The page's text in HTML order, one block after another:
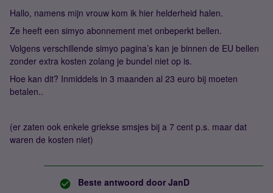
Hallo, namens mijn vrouw kom ik hier helderheid halen.
Ze heeft een simyo abonnement met onbeperkt bellen.
Volgens verschillende simyo pagina’s kan je binnen de EU bellen
zonder extra kosten zolang je bundel niet op is.
Hoe kan dit? Inmiddels in 3 maanden al 23 euro bij moeten
betalen..
(er zaten ook enkele griekse smsjes bij a 7 cent p.s. maar dat
waren de kosten niet)
Beste antwoord door JanD